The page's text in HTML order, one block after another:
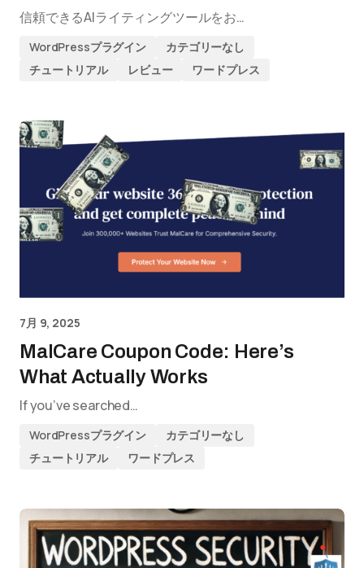
信頼できるAIライティングツールをお…
WordPressプラグイン
カテゴリーなし
チュートリアル
レビュー ワードプレス
7月 9, 2025
MalCare Coupon Code: Here’s
What Actually Works
If you’ve searched…
WordPressプラグイン
カテゴリーなし
チュートリアル
ワードプレス